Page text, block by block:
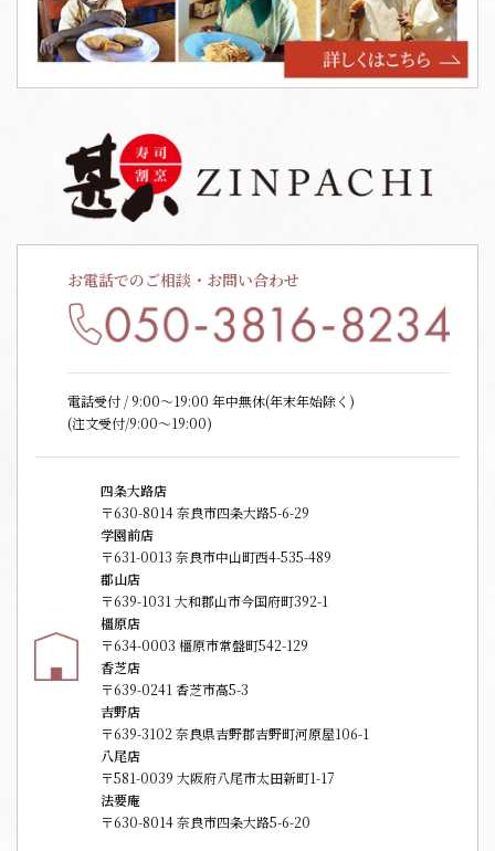
お電話でのご相談・お問い合わせ
電話受付 / 9:00〜19:00 年中無休(年末年始除く)
(注文受付/9:00～19:00)
四条大路店
〒630-8014 奈良市四条大路5-6-29
学園前店
〒631-0013 奈良市中山町西4-535-489
郡山店
〒639-1031 大和郡山市今国府町392-1
橿原店
〒634-0003 橿原市常盤町542-129
香芝店
〒639-0241 香芝市高5-3
吉野店
〒639-3102 奈良県吉野郡吉野町河原屋106-1
八尾店
〒581-0039 大阪府八尾市太田新町1-17
法要庵
〒630-8014 奈良市四条大路5-6-20